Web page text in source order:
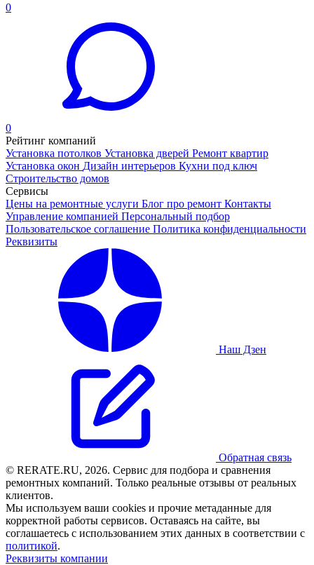
0
0
Рейтинг компаний
Установка потолков Установка дверей Ремонт квартир
Установка окон Дизайн интерьеров Кухни под ключ
Строительство домов
Сервисы
Цены на ремонтные услуги Блог про ремонт Контакты
Управление компанией Персональный подбор
Пользовательское соглашение Политика конфиденциальности
Реквизиты
Наш Дзен
Обратная связь
© RERATE.RU, 2026. Сервис для подбора и сравнения
ремонтных компаний. Только реальные отзывы от реальных
клиентов.
Мы используем ваши cookies и прочие метаданные для
корректной работы сервисов. Оставаясь на сайте, вы
соглашаетесь с использованием этих данных в соответствии с
политикой.
Реквизиты компании